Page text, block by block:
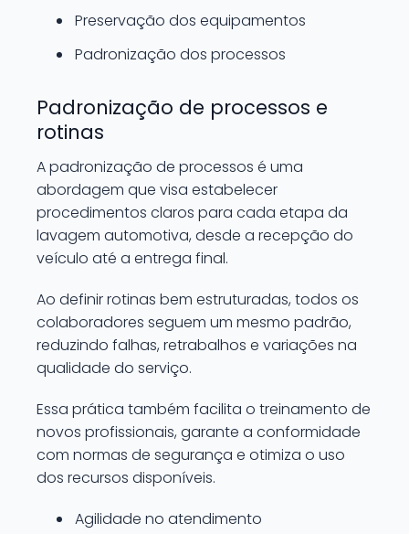
Preservação dos equipamentos
Padronização dos processos
Padronização de processos e
rotinas
A padronização de processos é uma
abordagem que visa estabelecer
procedimentos claros para cada etapa da
lavagem automotiva, desde a recepção do
veículo até a entrega final.
Ao definir rotinas bem estruturadas, todos os
colaboradores seguem um mesmo padrão,
reduzindo falhas, retrabalhos e variações na
qualidade do serviço.
Essa prática também facilita o treinamento de
novos profissionais, garante a conformidade
com normas de segurança e otimiza o uso
dos recursos disponíveis.
Agilidade no atendimento